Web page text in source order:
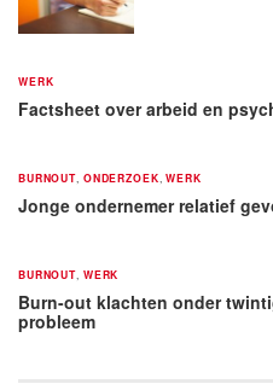
WERK
Factsheet over arbeid en
BURNOUT ONDERZOEK ,WERK
Jonge ondernemer relatief
BURNOUT WERK
Burn-out klachten onder
probleem